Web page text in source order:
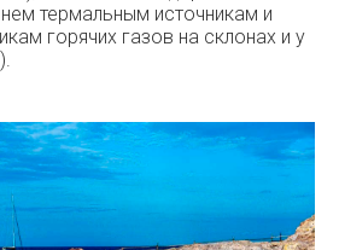
термальным источникам и
горячих газов на склонах и у